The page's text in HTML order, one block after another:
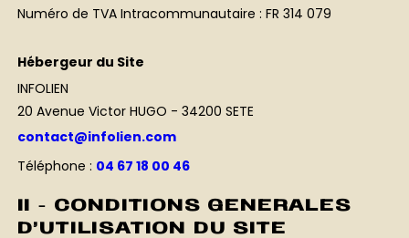
Numéro de TVA Intracommunautaire : FR 314 079
Hébergeur du Site
INFOLIEN
20 Avenue Victor HUGO - 34200 SETE
contact@infolien.com
Téléphone : 04 67 18 00 46
II - CONDITIONS GENERALES
D’UTILISATION DU SITE